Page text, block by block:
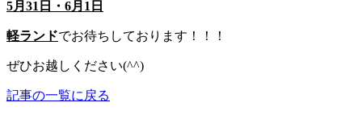
5月31日・ 6月1日
軽ランドでお待ちしております！！！
ぜひお越しください(^^)
記事の一覧に戻る